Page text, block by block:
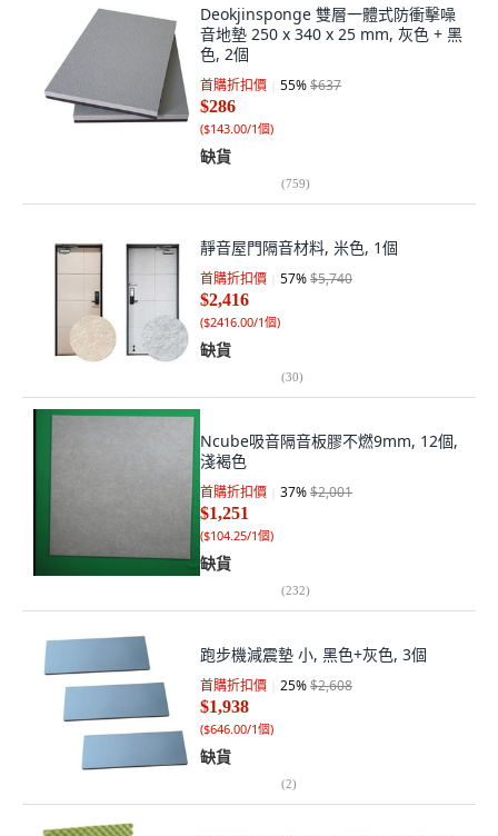
Deokjinsponge 雙層一體式防衝擊噪
音地墊 250 x 340 x 25 mm, 灰色 + 黑
色, 2個
首購折扣價 55%$637
$286
($143.00/1個)
缺貨
(759)
靜音屋門隔音材料, 米色, 1個
首購折扣價 57%$5,740
$2,416
($2416.00/1個)
缺貨
(30)
Ncube吸音隔音板膠不燃9mm, 12個,
淺褐色
首購折扣價 37%$2,001
$1,251
($104.25/1個)
缺貨
(232)
跑步機減震墊 小, 黑色+灰色, 3個
首購折扣價 25%$2,608
$1,938
($646.00/1個)
缺貨
(2)